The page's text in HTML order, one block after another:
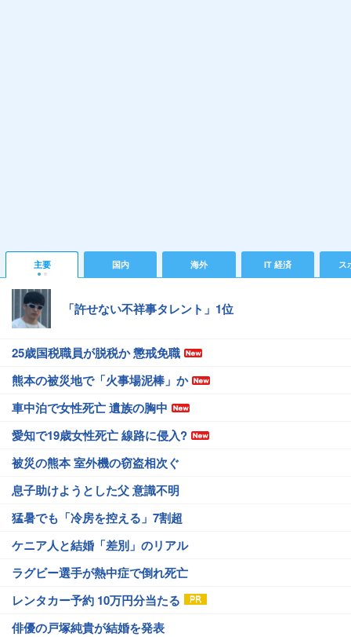
主要 国内 海外 IT 経済 ス
「許せない不祥事タレント」1位
25歳国税職員が脱税か 懲戒免職
熊本の被災地で「火事場泥棒」か
車中泊で女性死亡 遺族の胸中
愛知で19歳女性死亡 線路に侵入?
被災の熊本 室外機の窃盗相次ぐ
息子助けようとした父 意識不明
猛暑でも「冷房を控える」7割超
ケニア人と結婚「差別」のリアル
ラグビー選手が熱中症で倒れ死亡
レンタカー予約 10万円分当たる
俳優の戸塚純貴が結婚を発表